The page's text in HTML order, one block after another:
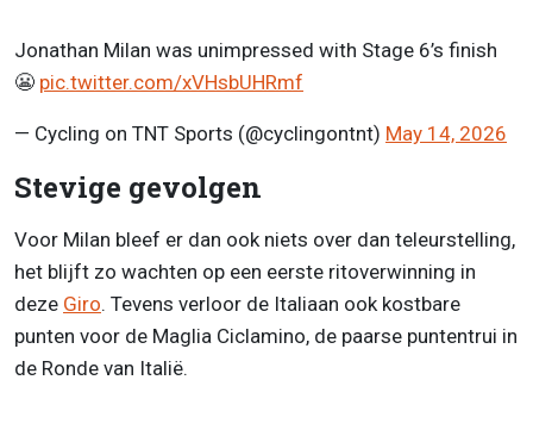
Jonathan Milan was unimpressed with Stage 6’s finish
😬 pic.twitter.com/xVHsbUHRmf
— Cycling on TNT Sports (@cyclingontnt) May 14, 2026
Stevige gevolgen
Voor Milan bleef er dan ook niets over dan teleurstelling,
het blijft zo wachten op een eerste ritoverwinning in
deze Giro. Tevens verloor de Italiaan ook kostbare
punten voor de Maglia Ciclamino, de paarse puntentrui in
de Ronde van Italië.